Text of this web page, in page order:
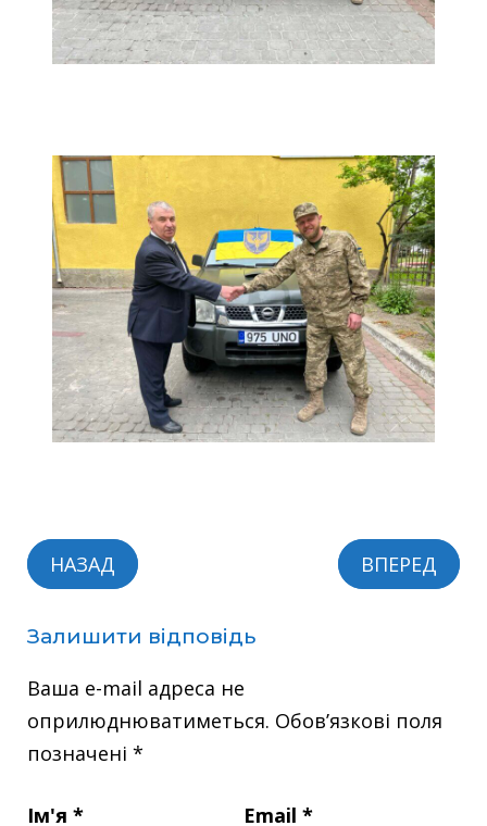
НАЗАД ВПЕРЕД
Залишити відповідь
Ваша e-mail адреса не
оприлюднюватиметься. Обов’язкові поля
позначені *
Ім'я * Email *